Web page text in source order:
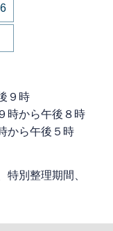
９時
時から午後８時
から午後５時
別整理期間、